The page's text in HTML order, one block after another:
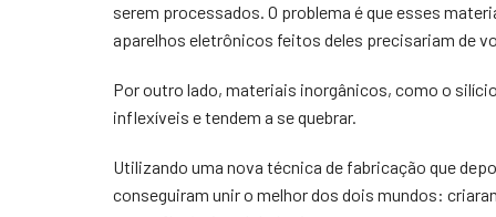
serem processados. O problema é que esses
aparelhos eletrônicos feitos deles precisariam de
Por outro lado, materiais inorgânicos, como o
inflexíveis e tendem a se quebrar.
Utilizando uma nova técnica de fabricação que
conseguiram unir o melhor dos dois mundos: